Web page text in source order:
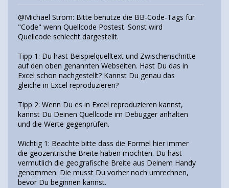
@Michael Strom: Bitte benutze die BB-Code-Tags für
"Code" wenn Quellcode Postest. Sonst wird
Quellcode schlecht dargestellt.
Tipp 1: Du hast Beispielquelltext und Zwischenschritte
auf den oben genannten Webseiten. Hast Du das in
Excel schon nachgestellt? Kannst Du genau das
gleiche in Excel reproduzieren?
Tipp 2: Wenn Du es in Excel reproduzieren kannst,
kannst Du Deinen Quellcode im Debugger anhalten
und die Werte gegenprüfen.
Wichtig 1: Beachte bitte dass die Formel hier immer
die geozentrische Breite haben möchten. Du hast
vermutlich die geografische Breite aus Deinem Handy
genommen. Die musst Du vorher noch umrechnen,
bevor Du beginnen kannst.